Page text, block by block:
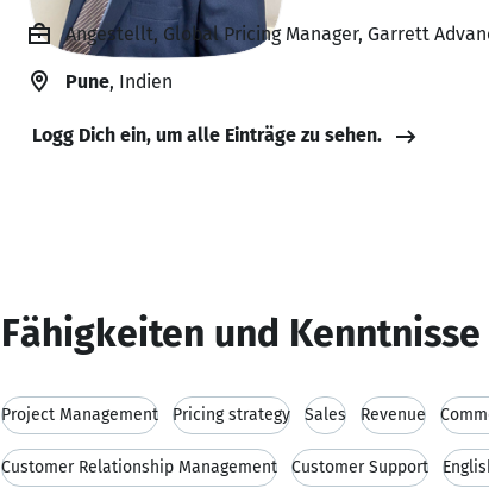
Angestellt, Global Pricing Manager, Garrett
Pune, Indien
Logg Dich ein, um alle Einträge zu sehen.
Fähigkeiten und Kenntnisse
Project Management Pricing strategy Sales Revenue
Customer Relationship Management Customer Support